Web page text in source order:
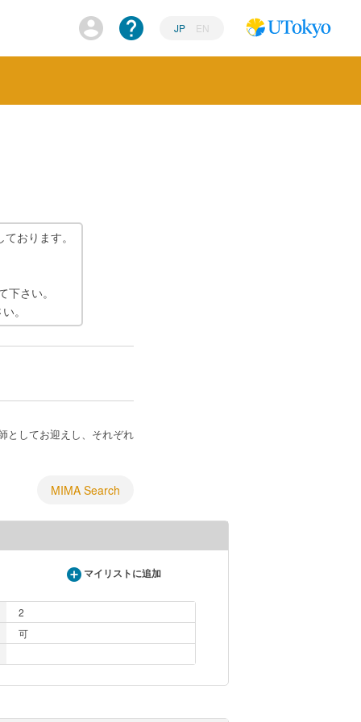
JP EN
おります。
さい。
。
としてお迎えし、それぞれ
MIMA Search
マイリストに追加
2
可